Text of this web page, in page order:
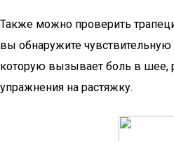
Также можно проверить
вы обнаружите чувствительную
которую вызывает боль в шее,
упражнения на растяжку.